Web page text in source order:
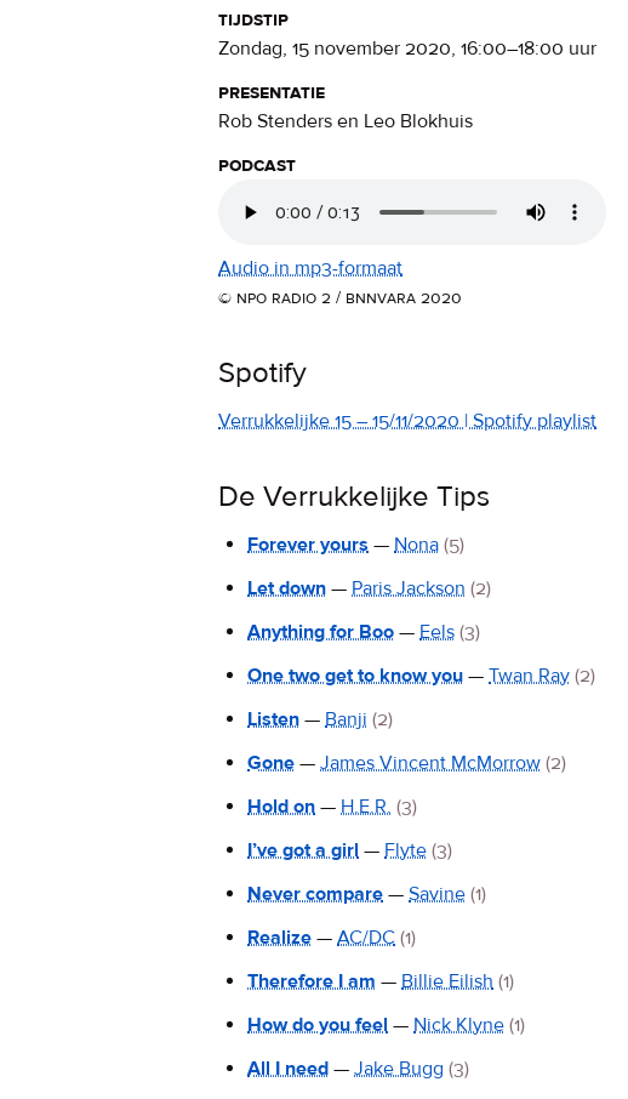
tijdstip
zondag, 15 november 2020, 16:00–18:00 uur
presentatie
Rob Stenders en Leo Blokhuis
podcast
Audio in mp3-formaat
© npo radio 2 / bnnvara 2020
Spotify
Verrukkelijke 15 – 15/11/2020 | Spotify playlist
De Verrukkelijke Tips
Forever yours — Nona (5)
Let down — Paris Jackson (2)
Anything for Boo — Eels (3)
One two get to know you — Twan Ray (2)
Listen — Banji (2)
Gone — James Vincent McMorrow (2)
Hold on — H.E.R. (3)
I’ve got a girl — Flyte (3)
Never compare — Savine (1)
Realize — AC/DC (1)
Therefore I am — Billie Eilish (1)
How do you feel — Nick Klyne (1)
All I need — Jake Bugg (3)